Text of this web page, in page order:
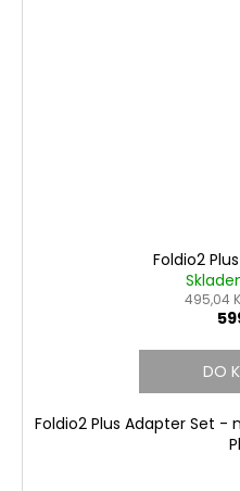
Foldio2
495,04
DO
Foldio2 Plus Adapter Set -